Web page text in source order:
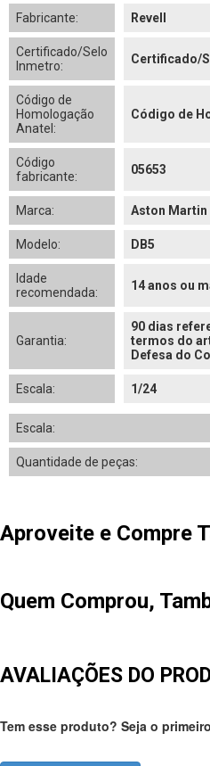
Fabricante: Revell
Certificado/Selo
Inmetro:
Certificado/
Código de
Homologação
Anatel:
Código de
Código
fabricante:
05653
Marca: Aston Martin
Modelo: DB5
Idade
recomendada:
14 anos ou
Garantia:
90 dias
termos do
Defesa do
Escala: 1/24
Escala:
Quantidade de peças:
Aproveite e Compre
Quem Comprou,
AVALIAÇÕES DO
Tem esse produto? Seja o